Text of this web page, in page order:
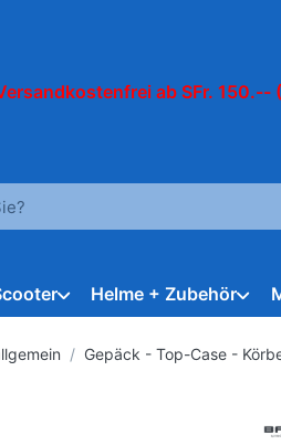
ab SFr. 150.--
ein. Während Sie tippen,
Helme + Zubehör
Gepäck - Top-Case -